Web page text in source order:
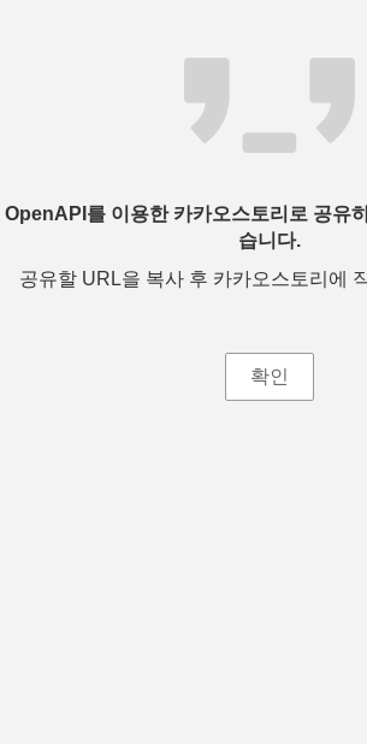
OpenAPI를 이용한 카카오스토리로 공유
습니다.
공유할 URL을 복사 후 카카오스토리에
확인